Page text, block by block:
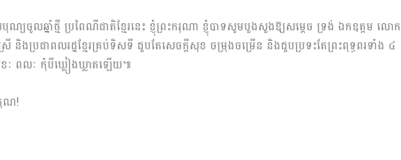
យចូលឆ្នាំថ្មី ប្រពៃណីជាតិខ្មែរនេះ ខ្ញុំព្រះករុណា ខ្ញុំបាទសូមបួងសួងឱ្យសម្តេច ទ្រង់ ឯកឧត្តម លោក
ប្រជាពលរដ្ឋខ្មែរគ្រប់ទិសទី ជួបតែសេចក្តីសុខ ចម្រុងចម្រើន និងជួបប្រទះតែព្រះពុទ្ធពរទាំង ៤
ៈ ពលៈ កុំបីឃ្លៀងឃ្លាតឡើយ៕
ណ!